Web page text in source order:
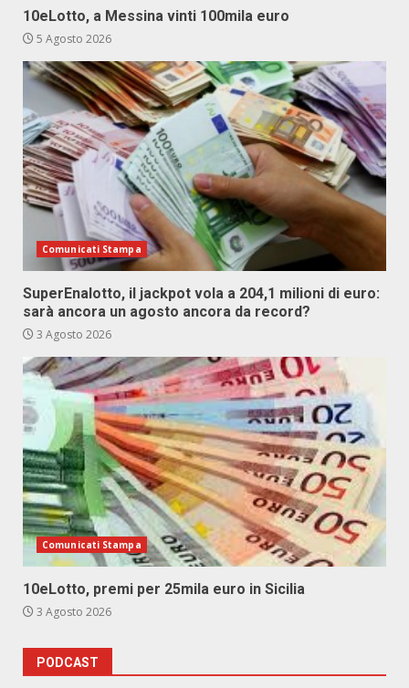
10eLotto, a Messina vinti 100mila euro
5 Agosto 2026
Comunicati Stampa
SuperEnalotto, il jackpot vola a 204,1 milioni di euro:
sarà ancora un agosto ancora da record?
3 Agosto 2026
Comunicati Stampa
10eLotto, premi per 25mila euro in Sicilia
3 Agosto 2026
PODCAST